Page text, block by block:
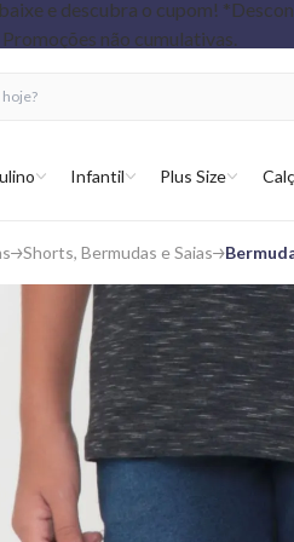
Infantil Plus Size
Shorts, Bermudas e Saias